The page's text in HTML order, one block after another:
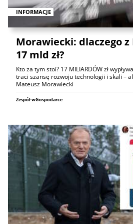
INFORMACJE
Morawiecki: dlaczego
17 mld zł?
Kto za tym stoi? 17 MILIARDÓW zł
traci szansę rozwoju technologii i skali –
Mateusz Morawiecki
Zespół wGospodarce